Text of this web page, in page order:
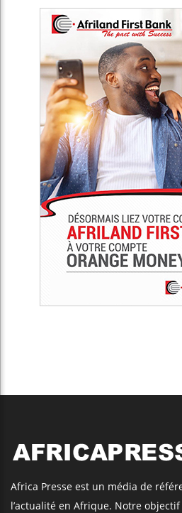
Africa Presse est un média de
l’actualité en Afrique. Notre